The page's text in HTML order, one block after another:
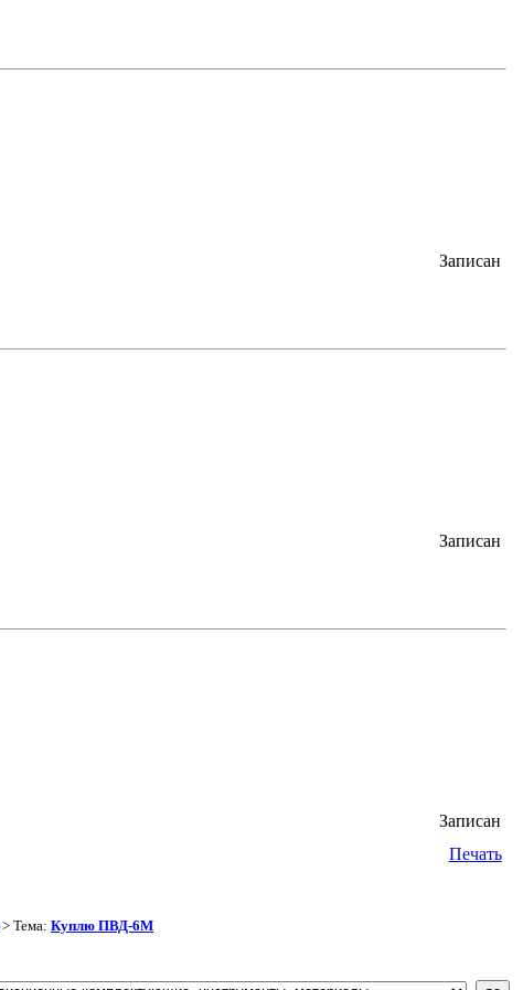
Записан
Записан
Записан
Печать
> Тема: Куплю ПВД-6М